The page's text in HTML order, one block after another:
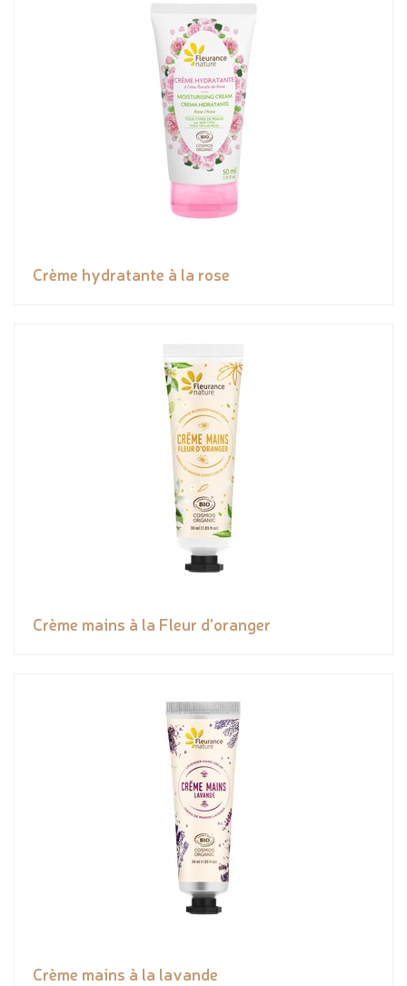
Crème hydratante à la rose
Crème mains à la Fleur d'oranger
Crème mains à la lavande